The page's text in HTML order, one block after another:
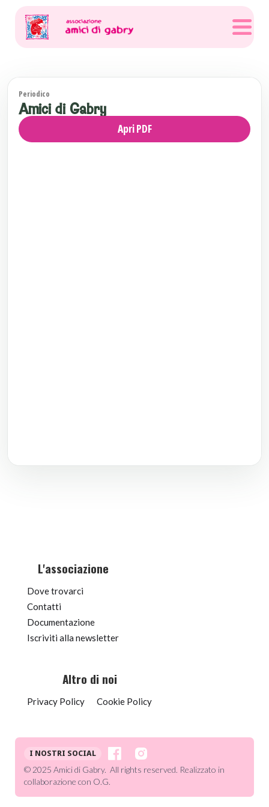
Periodico
Amici di Gabry
Apri PDF
L'associazione
Dove trovarci
Contatti
Documentazione
Iscriviti alla newsletter
Altro di noi
Privacy Policy Cookie Policy
I NOSTRI SOCIAL
© 2025 Amici di Gabry. All rights reserved. Realizzato in
collaborazione con O.G.